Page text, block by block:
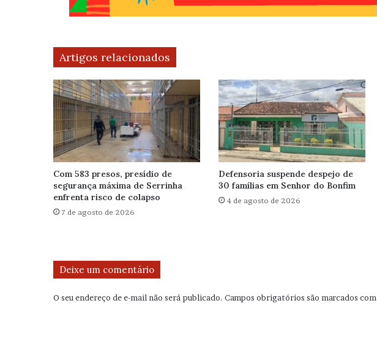
Artigos relacionados
Com 583 presos, presídio de
segurança máxima de Serrinha
enfrenta risco de colapso
7 de agosto de 2026
Defensoria suspende despejo de
30 famílias em Senhor do Bonfim
4 de agosto de 2026
Deixe um comentário
O seu endereço de e-mail não será publicado. Campos obrigatórios são marcados com